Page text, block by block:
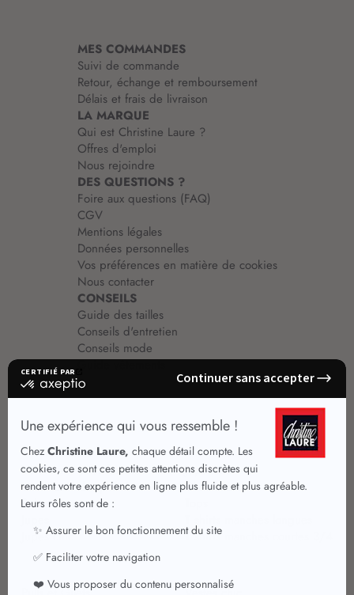
MES COMMANDES
Suivi de commande
Retour, échange et remboursement
Délais et frais de livraison
LA MARQUE
Qui est Christine Laure ?
Offres d'emploi
Nous rejoindre
DES QUESTIONS ?
Foire aux questions (FAQ)
CGV
Mentions légales
Données personnelles
Vos préférences en matière de cookies
Nous contacter
CONSEILS
Guide des tailles
Conseils d'entretien
Conseils mode
Guide vêtements
Vêtements pour femmes
Vêtements de qualité
Robes
Jupes chic
Jupes été
Chemisiers
T shirts manches courtes 3/4